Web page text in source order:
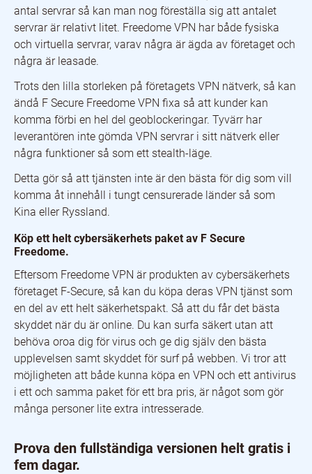
antal servrar så kan man nog föreställa sig att antalet
servrar är relativt litet. Freedome VPN har både fysiska
och virtuella servrar, varav några är ägda av företaget och
några är leasade.
Trots den lilla storleken på företagets VPN nätverk, så kan
ändå F Secure Freedome VPN fixa så att kunder kan
komma förbi en hel del geoblockeringar. Tyvärr har
leverantören inte gömda VPN servrar i sitt nätverk eller
några funktioner så som ett stealth-läge.
Detta gör så att tjänsten inte är den bästa för dig som vill
komma åt innehåll i tungt censurerade länder så som
Kina eller Ryssland.
Köp ett helt cybersäkerhets paket av F Secure
Freedome.
Eftersom Freedome VPN är produkten av cybersäkerhets
företaget F-Secure, så kan du köpa deras VPN tjänst som
en del av ett helt säkerhetspakt. Så att du får det bästa
skyddet när du är online. Du kan surfa säkert utan att
behöva oroa dig för virus och ge dig själv den bästa
upplevelsen samt skyddet för surf på webben. Vi tror att
möjligheten att både kunna köpa en VPN och ett antivirus
i ett och samma paket för ett bra pris, är något som gör
många personer lite extra intresserade.
Prova den fullständiga versionen helt gratis i
fem dagar.